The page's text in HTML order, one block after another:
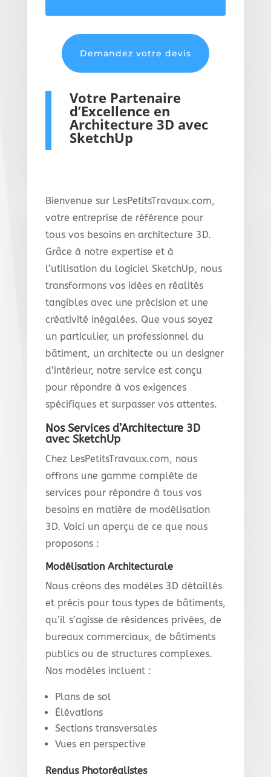
Demandez votre devis
Votre Partenaire
d’Excellence en
Architecture 3D avec
SketchUp
Bienvenue sur LesPetitsTravaux.com,
votre entreprise de référence pour
tous vos besoins en architecture 3D.
Grâce à notre expertise et à
l’utilisation du logiciel SketchUp, nous
transformons vos idées en réalités
tangibles avec une précision et une
créativité inégalées. Que vous soyez
un particulier, un professionnel du
bâtiment, un architecte ou un designer
d’intérieur, notre service est conçu
pour répondre à vos exigences
spécifiques et surpasser vos attentes.
Nos Services d’Architecture 3D
avec SketchUp
Chez LesPetitsTravaux.com, nous
offrons une gamme complète de
services pour répondre à tous vos
besoins en matière de modélisation
3D. Voici un aperçu de ce que nous
proposons :
Modélisation Architecturale
Nous créons des modèles 3D détaillés
et précis pour tous types de bâtiments,
qu’il s’agisse de résidences privées, de
bureaux commerciaux, de bâtiments
publics ou de structures complexes.
Nos modèles incluent :
Plans de sol
Élévations
Sections transversales
Vues en perspective
Rendus Photoréalistes